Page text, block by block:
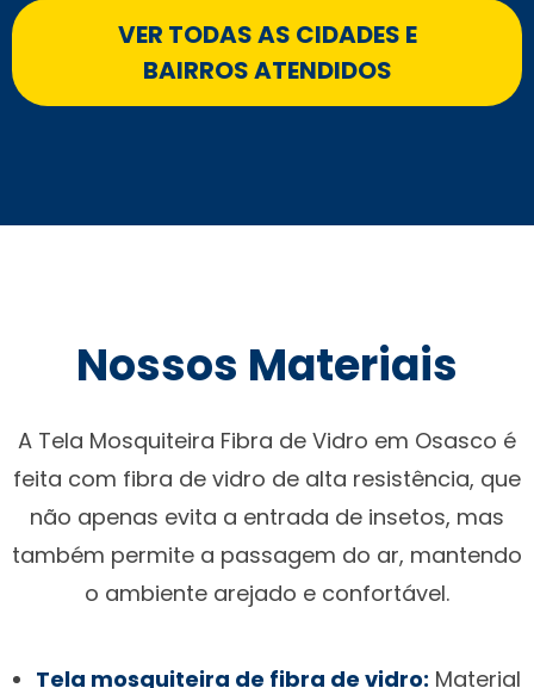
VER TODAS AS CIDADES E
BAIRROS ATENDIDOS
Nossos Materiais
A Tela Mosquiteira Fibra de Vidro em Osasco é
feita com fibra de vidro de alta resistência, que
não apenas evita a entrada de insetos, mas
também permite a passagem do ar, mantendo
o ambiente arejado e confortável.
Tela mosquiteira de fibra de vidro: Material